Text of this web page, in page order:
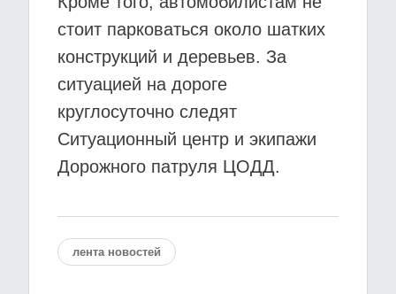
стоит парковаться около шатких
конструкций и деревьев. За
ситуацией на дороге
круглосуточно следят
Ситуационный центр и экипажи
Дорожного патруля ЦОДД.
лента новостей